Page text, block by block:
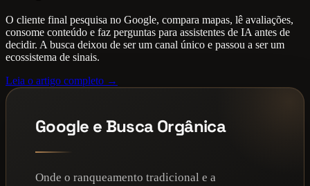
O cliente final pesquisa no Google, compara mapas, lê avaliações,
consome conteúdo e faz perguntas para assistentes de IA antes de
decidir. A busca deixou de ser um canal único e passou a ser um
ecossistema de sinais.
Leia o artigo completo →
Google e Busca Orgânica
Onde o ranqueamento tradicional e a